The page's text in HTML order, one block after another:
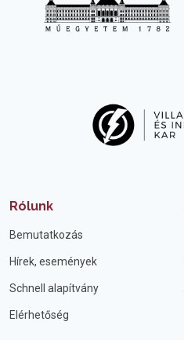
Rólunk
Bemutatkozás
Hírek, események
Schnell alapítvány
Elérhetőség